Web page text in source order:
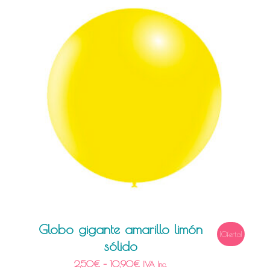
Globo gigante amarillo limón
sólido
2,50€ –10,90€ IVA Inc.
¡Oferta!